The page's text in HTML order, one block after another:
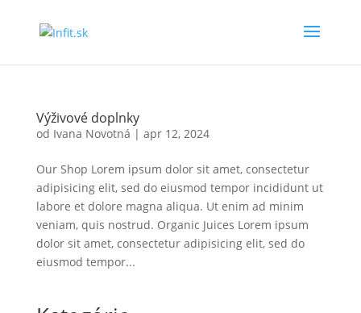
Výživové doplnky
od Ivana Novotná | apr 12, 2024
Our Shop Lorem ipsum dolor sit amet, consectetur
adipisicing elit, sed do eiusmod tempor incididunt ut
labore et dolore magna aliqua. Ut enim ad minim
veniam, quis nostrud. Organic Juices Lorem ipsum
dolor sit amet, consectetur adipisicing elit, sed do
eiusmod tempor...